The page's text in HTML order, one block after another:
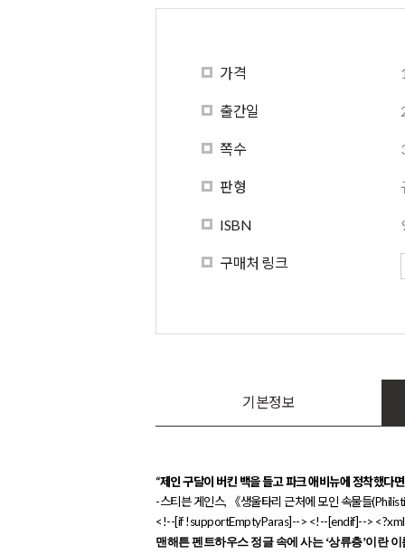
가격
출간일
쪽수
판형
ISBN
구매처 링크
기본정보
“제인 구달이 버킨 백을 들고 파크 애비뉴에 정착했다
-스티븐 게인스, 《생울타리 근처에 모인 속물들
<!--[if !supportEmptyParas]--> <!--[endif]-->
맨해튼 펜트하우스 정글 속에 사는 ‘상류층’이란